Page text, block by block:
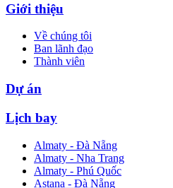
Giới thiệu
Về chúng tôi
Ban lãnh đạo
Thành viên
Dự án
Lịch bay
Almaty - Đà Nẵng
Almaty - Nha Trang
Almaty - Phú Quốc
Astana - Đà Nẵng